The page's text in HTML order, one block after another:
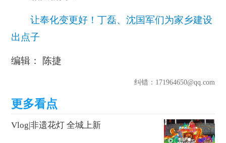
让奉化变更好！丁磊、沈国军们为家乡建设
出点子
编辑： 陈捷
纠错：171964650@qq.com
Vlog|非遗花灯 全城上新